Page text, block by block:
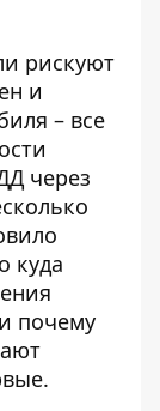
рискуют
и
– все
через
куда
почему